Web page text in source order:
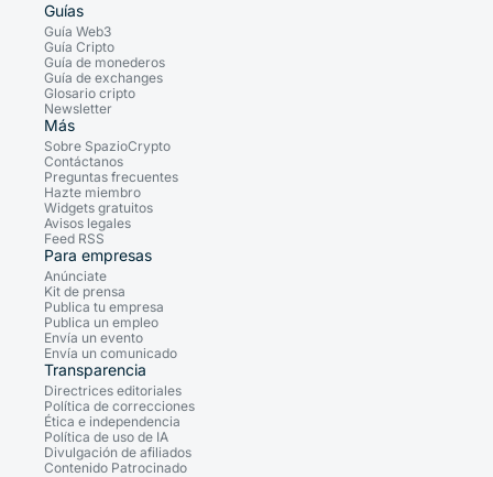
Guías
Guía Web3
Guía Cripto
Guía de monederos
Guía de exchanges
Glosario cripto
Newsletter
Más
Sobre SpazioCrypto
Contáctanos
Preguntas frecuentes
Hazte miembro
Widgets gratuitos
Avisos legales
Feed RSS
Para empresas
Anúnciate
Kit de prensa
Publica tu empresa
Publica un empleo
Envía un evento
Envía un comunicado
Transparencia
Directrices editoriales
Política de correcciones
Ética e independencia
Política de uso de IA
Divulgación de afiliados
Contenido Patrocinado